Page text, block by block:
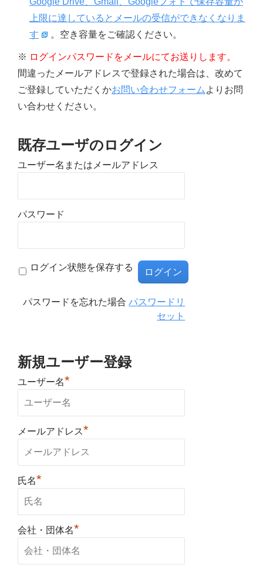
上限に達しているとメールの受信ができなくなりま
す
。空き容量をご確認ください。
※ ログインパスワードをメールにてお送りします。
間違ったメールアドレスで登録された場合は、改めて
ご登録していただくかお問い合わせフォームよりお問
い合わせください。
既存ユーザのログイン
ユーザー名またはメールアドレス
パスワード
ログイン状態を保存する
パスワードを忘れた場合パスワードリ
セット
新規ユーザー登録
ユーザー名*
メールアドレス*
氏名*
会社・団体名*